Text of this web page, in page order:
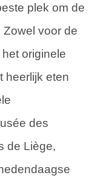
plek om de
voor de
originele
heerlijk eten
des
de Liège,